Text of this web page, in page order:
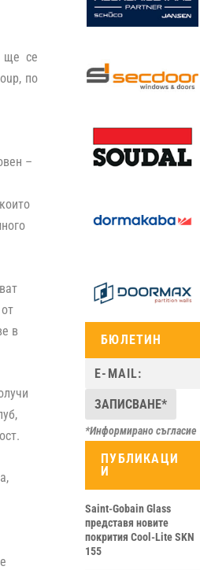
ще се
по
–
в
БЮЛЕТИН
*Информирано съгласие
ПУБЛИКАЦИ
И
Saint-Gobain Glass
представя новите
покрития Cool-Lite SKN
155